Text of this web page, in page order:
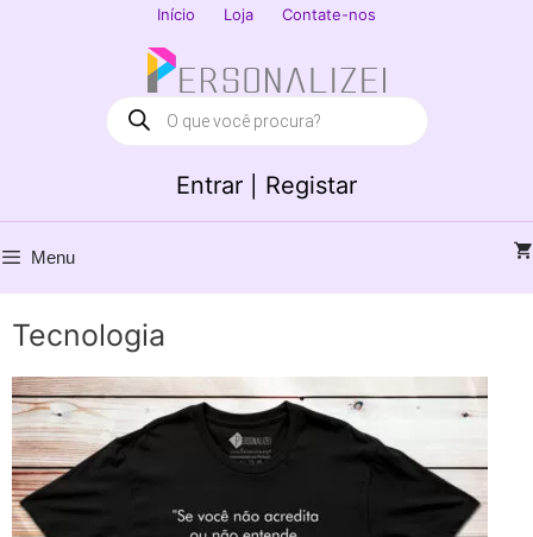
Início Loja Contate-nos
Entrar | Registar
Products
search
Menu
Tecnologia